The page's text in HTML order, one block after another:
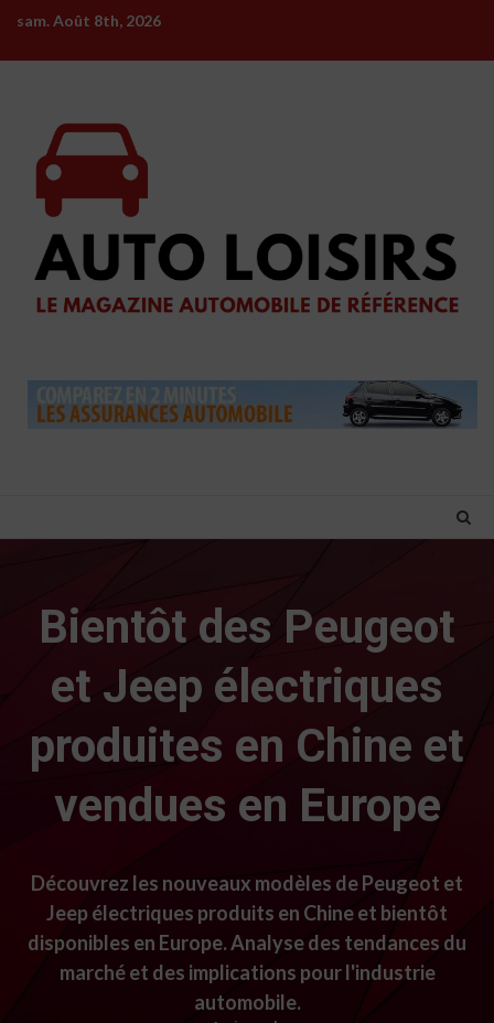
content
sam. Août 8th, 2026
Bientôt des Peugeot
et Jeep électriques
produites en Chine et
vendues en Europe
Découvrez les nouveaux modèles de Peugeot et
Jeep électriques produits en Chine et bientôt
disponibles en Europe. Analyse des tendances du
marché et des implications pour l'industrie
automobile.